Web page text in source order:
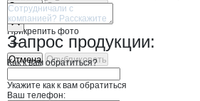
Прикрепить фото
Отмена Опубликовать
Отмена Опубликовать
Запрос продукции:
Как к вам обратиться?
Укажите как к вам обратиться
Ваш телефон: